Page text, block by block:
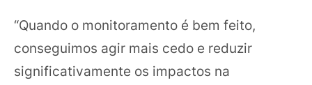
“Quando o monitoramento é bem feito,
conseguimos agir mais cedo e reduzir
significativamente os impactos na